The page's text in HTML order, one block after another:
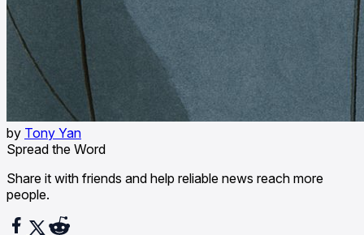
by Tony Yan
Spread the Word
Share it with friends and help reliable news reach more
people.